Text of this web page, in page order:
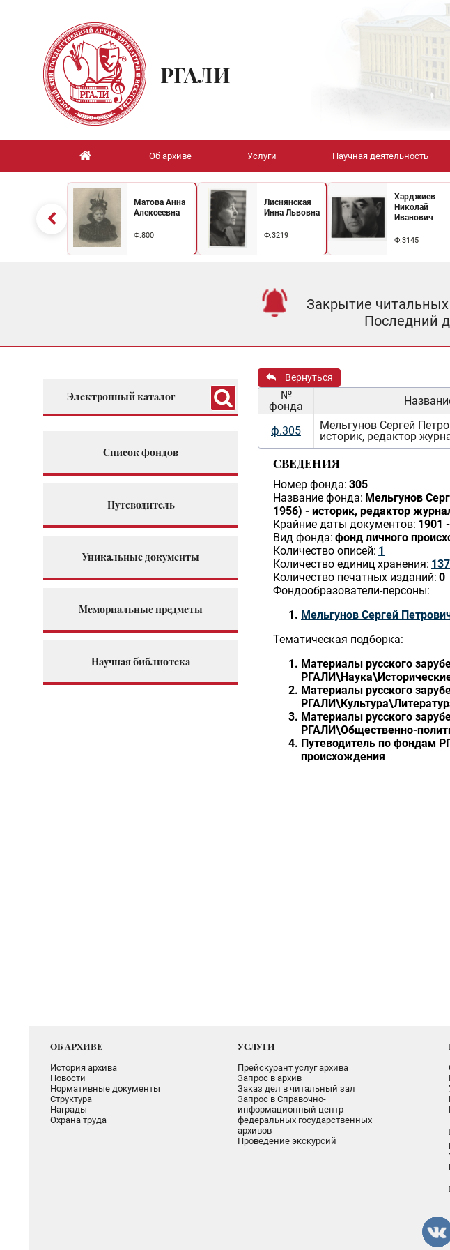
РГАЛИ
Об архиве Услуги Научная деятельность
Матова Анна
Алексеевна
Ф.800
Лиснянская
Инна Львовна
Ф.3219
Харджиев
Николай
Иванович
Ф.3145
Закрытие читальных
Последний
Электронный каталог
Список фондов
Путеводитель
Уникальные документы
Мемориальные предметы
Научная библиотека
Вернуться
№
фонда
ф.305
Мельгунов Сергей
историк, редактор
СВЕДЕНИЯ
Номер фонда: 305
Название фонда: Мельгунов
1956) - историк, редактор
Крайние даты документов: 1901
Вид фонда: фонд личного
Количество описей: 1
Количество единиц хранения:
Количество печатных изданий: 0
Фондообразователи-персоны:
Мельгунов Сергей
Тематическая подборка:
Материалы русского
Материалы русского
Материалы русского
РГАЛИ\Общественно-
Путеводитель по фондам
происхождения
ОБ АРХИВЕ
История архива
Новости
Нормативные документы
Структура
Награды
Охрана труда
УСЛУГИ
Прейскурант услуг архива
Запрос в архив
Заказ дел в читальный зал
Запрос в Справочно-
информационный центр
федеральных государственных
архивов
Проведение экскурсий